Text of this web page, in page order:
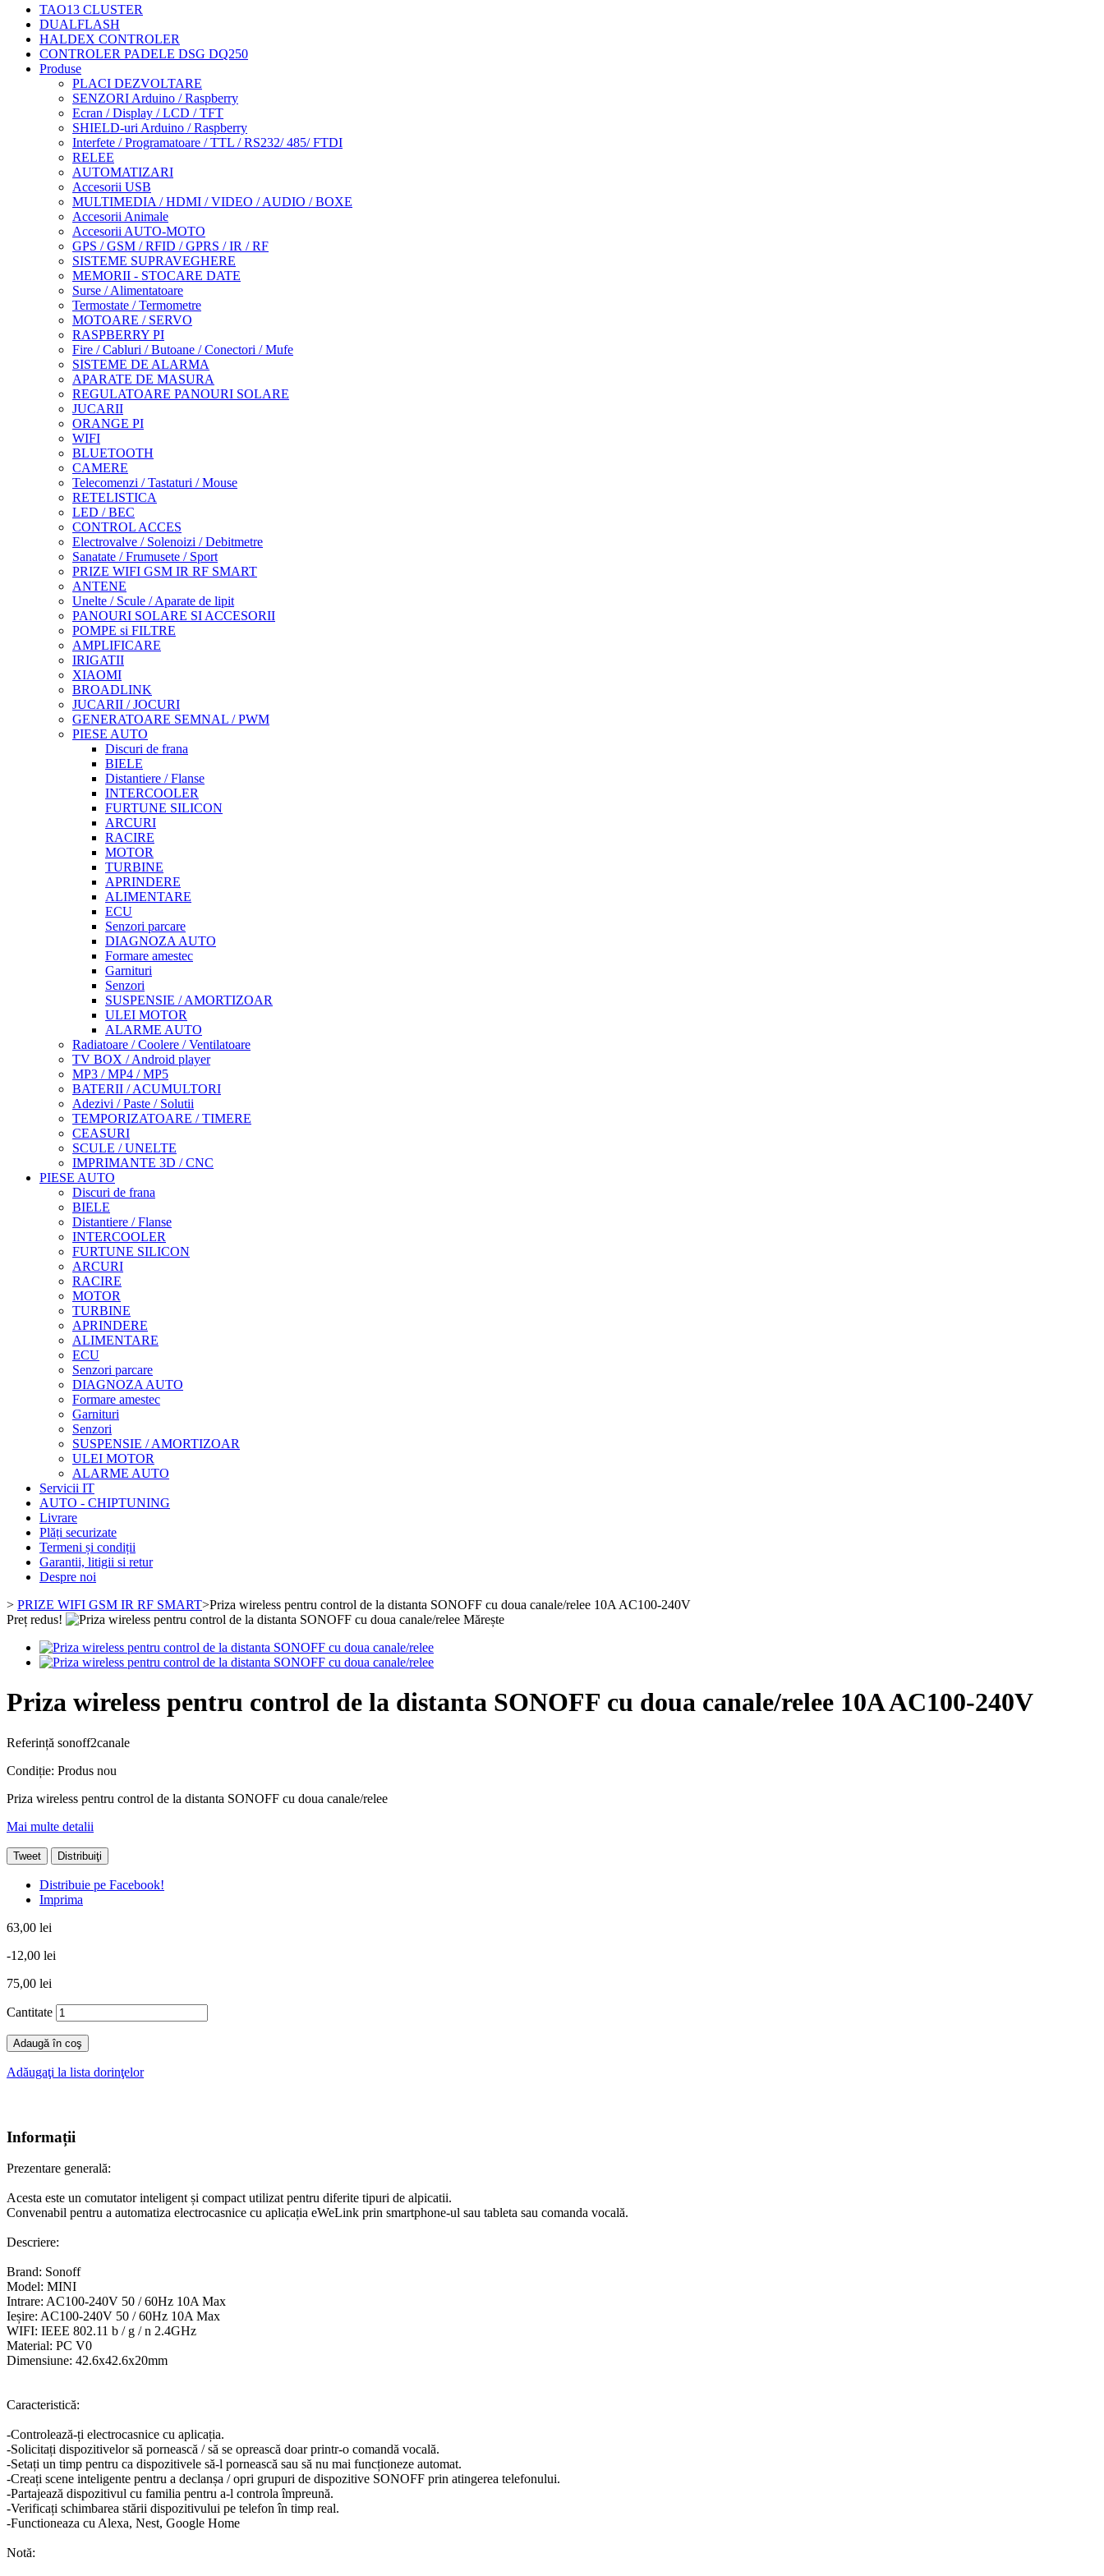
TAO13 CLUSTER
DUALFLASH
HALDEX CONTROLER
CONTROLER PADELE DSG DQ250
Produse
PLACI DEZVOLTARE
SENZORI Arduino / Raspberry
Ecran / Display / LCD / TFT
SHIELD-uri Arduino / Raspberry
Interfete / Programatoare / TTL / RS232/ 485/ FTDI
RELEE
AUTOMATIZARI
Accesorii USB
MULTIMEDIA / HDMI / VIDEO / AUDIO / BOXE
Accesorii Animale
Accesorii AUTO-MOTO
GPS / GSM / RFID / GPRS / IR / RF
SISTEME SUPRAVEGHERE
MEMORII - STOCARE DATE
Surse / Alimentatoare
Termostate / Termometre
MOTOARE / SERVO
RASPBERRY PI
Fire / Cabluri / Butoane / Conectori / Mufe
SISTEME DE ALARMA
APARATE DE MASURA
REGULATOARE PANOURI SOLARE
JUCARII
ORANGE PI
WIFI
BLUETOOTH
CAMERE
Telecomenzi / Tastaturi / Mouse
RETELISTICA
LED / BEC
CONTROL ACCES
Electrovalve / Solenoizi / Debitmetre
Sanatate / Frumusete / Sport
PRIZE WIFI GSM IR RF SMART
ANTENE
Unelte / Scule / Aparate de lipit
PANOURI SOLARE SI ACCESORII
POMPE si FILTRE
AMPLIFICARE
IRIGATII
XIAOMI
BROADLINK
JUCARII / JOCURI
GENERATOARE SEMNAL / PWM
PIESE AUTO
Discuri de frana
BIELE
Distantiere / Flanse
INTERCOOLER
FURTUNE SILICON
ARCURI
RACIRE
MOTOR
TURBINE
APRINDERE
ALIMENTARE
ECU
Senzori parcare
DIAGNOZA AUTO
Formare amestec
Garnituri
Senzori
SUSPENSIE / AMORTIZOAR
ULEI MOTOR
ALARME AUTO
Radiatoare / Coolere / Ventilatoare
TV BOX / Android player
MP3 / MP4 / MP5
BATERII / ACUMULTORI
Adezivi / Paste / Solutii
TEMPORIZATOARE / TIMERE
CEASURI
SCULE / UNELTE
IMPRIMANTE 3D / CNC
PIESE AUTO
Discuri de frana
BIELE
Distantiere / Flanse
INTERCOOLER
FURTUNE SILICON
ARCURI
RACIRE
MOTOR
TURBINE
APRINDERE
ALIMENTARE
ECU
Senzori parcare
DIAGNOZA AUTO
Formare amestec
Garnituri
Senzori
SUSPENSIE / AMORTIZOAR
ULEI MOTOR
ALARME AUTO
Servicii IT
AUTO - CHIPTUNING
Livrare
Plăți securizate
Termeni și condiții
Garantii, litigii si retur
Despre noi
> PRIZE WIFI GSM IR RF SMART>Priza wireless pentru control de la distanta SONOFF cu doua canale/relee 10A AC100-240V
Preț redus!
Mărește
Priza wireless pentru control de la distanta SONOFF cu doua canale/relee 10A AC100-240V
Referință sonoff2canale
Condiție: Produs nou
Priza wireless pentru control de la distanta SONOFF cu doua canale/relee
Mai multe detalii
Tweet Distribuiţi
Distribuie pe Facebook!
Imprima
63,00 lei
-12,00 lei
75,00 lei
Cantitate
Adaugă în coş
Adăugaţi la lista dorinţelor
Informații
Prezentare generală:
Acesta este un comutator inteligent și compact utilizat pentru diferite tipuri de alpicatii.
Convenabil pentru a automatiza electrocasnice cu aplicația eWeLink prin smartphone-ul sau tableta sau comanda vocală.
Descriere:
Brand: Sonoff
Model: MINI
Intrare: AC100-240V 50 / 60Hz 10A Max
Ieșire: AC100-240V 50 / 60Hz 10A Max
WIFI: IEEE 802.11 b / g / n 2.4GHz
Material: PC V0
Dimensiune: 42.6x42.6x20mm
Caracteristică:
-Controlează-ți electrocasnice cu aplicația.
-Solicitați dispozitivelor să pornească / să se oprească doar printr-o comandă vocală.
-Setați un timp pentru ca dispozitivele să-l pornească sau să nu mai funcționeze automat.
-Creați scene inteligente pentru a declanșa / opri grupuri de dispozitive SONOFF prin atingerea telefonului.
-Partajează dispozitivul cu familia pentru a-l controla împreună.
-Verificați schimbarea stării dispozitivului pe telefon în timp real.
-Functioneaza cu Alexa, Nest, Google Home
Notă: